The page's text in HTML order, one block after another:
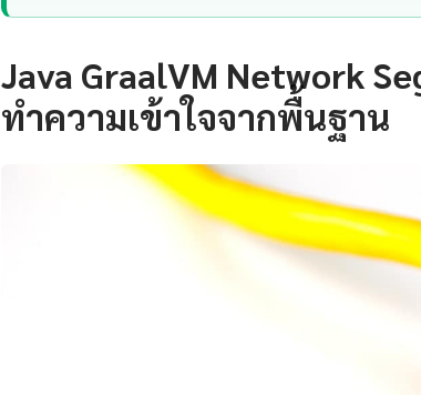
Java GraalVM Network
ทำความเข้าใจจากพื้นฐาน